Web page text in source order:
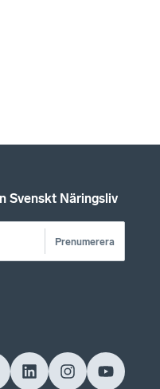
Svenskt Näringsliv
Prenumerera